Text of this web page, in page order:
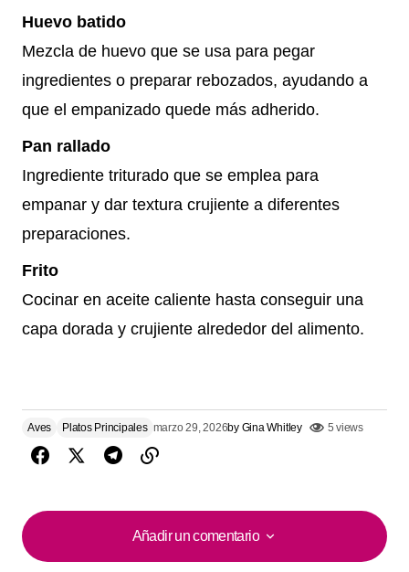
Huevo batido
Mezcla de huevo que se usa para pegar
ingredientes o preparar rebozados, ayudando a
que el empanizado quede más adherido.
Pan rallado
Ingrediente triturado que se emplea para
empanar y dar textura crujiente a diferentes
preparaciones.
Frito
Cocinar en aceite caliente hasta conseguir una
capa dorada y crujiente alrededor del alimento.
Aves Platos Principales marzo 29, 2026by Gina Whitley 5 views
Añadir un comentario
Añadir un comentario